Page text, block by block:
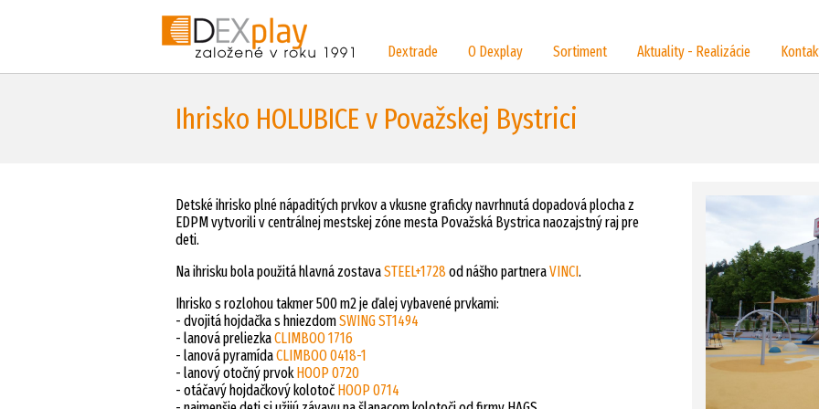
Dextrade O Dexplay Sortiment Aktuality - Realizácie
Ihrisko HOLUBICE v Považskej Bystrici
Detské ihrisko plné nápaditých prvkov a vkusne graficky navrhnutá dopadová plocha z
EDPM vytvorili v centrálnej mestskej zóne mesta Považská Bystrica naozajstný raj pre
deti.
Na ihrisku bola použitá hlavná zostavaSTEEL+1728 od nášho partneraVINCI.
Ihrisko s rozlohou takmer 500 m2 je ďalej vybavené prvkami:
- dvojitá hojdačka s hniezdomSWING ST1494
- lanová preliezkaCLIMBOO 1716
- lanová pyramídaCLIMBOO 0418-1
- lanový otočný prvokHOOP 0720
- otáčavý hojdačkový kolotoč HOOP 0714